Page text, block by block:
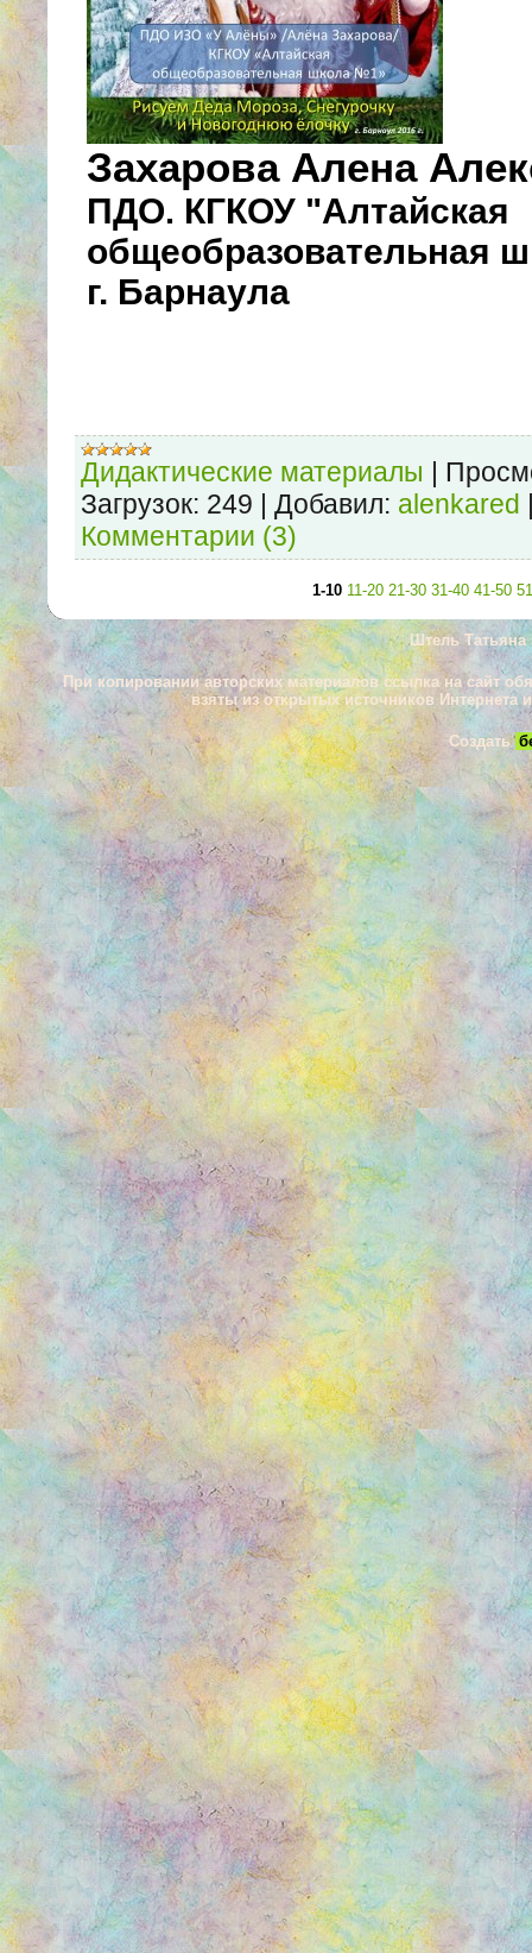
Захарова Алена
ПДО. КГКОУ "Алтайская
общеобразовательная
г. Барнаула
Дидактические материалы |
Загрузок: 249 | Добавил: alenkared
Комментарии (3)
1-10 11-20 21-30 31-40 41-50
Штель Татьяна
При копировании авторских материалов ссылка на сайт
взяты из открытых источников Интернета
Создать